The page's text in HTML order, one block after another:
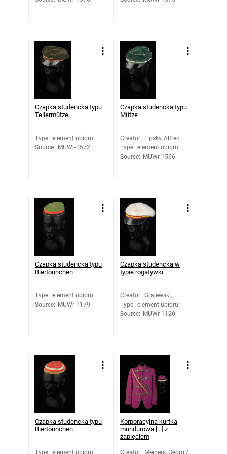
Czapka studencka typu
Tellermütze
Type: element ubioru
Source: MUWr-1572
Czapka studencka typu
Mütze
Creator: Lipsky, Alfred
Type: element ubioru
Source: MUWr-1566
Czapka studencka typu
Biertönnchen
Type: element ubioru
Source: MUWr-1179
Czapka studencka w
typie rogatywki
Creator: Grajewski,
Romuald
Type: element ubioru
Source: MUWr-1120
Czapka studencka typu
Biertönnchen
Type: element ubioru
Korporacyjna kurtka
mundurowa [...] z
zapięciem
Creator: Meiners, Georg /